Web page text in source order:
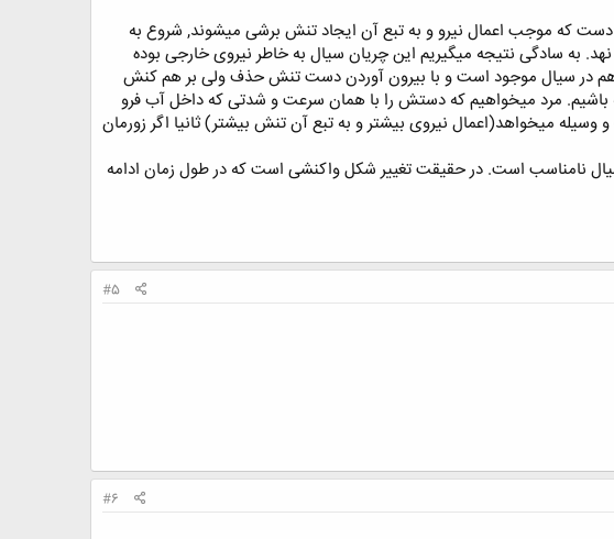
که موجب اعمال نیرو و به تبع آن ایجاد تنش برشی میشوند, شروع به
به سادگی نتیجه میگیریم این چریان سیال به خاطر نیروی خارجی بوده
هم در سیال موجود است و با بیرون آوردن دست تنش حذف ولی بر هم کنش
باشیم. مرد میخواهیم که دستش را با همان سرعت و شدتی که داخل آب فرو
میخواهد(اعمال نیروی بیشتر و به تبع آن تنش بیشتر) ثانیا اگر زورمان
نامناسب است. در حقیقت تغییر شکل واکنشی است که در طول زمان ادامه
#5
#6